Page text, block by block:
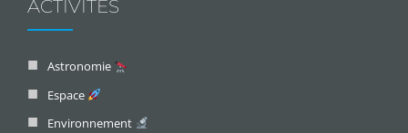
ACTIVITÉS
Astronomie
Espace
Environnement